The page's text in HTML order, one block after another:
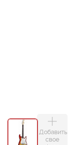
Добавить
свое